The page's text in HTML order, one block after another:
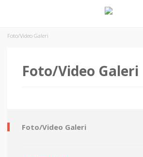
Foto/Video Galeri
Foto/Video Galeri
Foto/Video Galeri